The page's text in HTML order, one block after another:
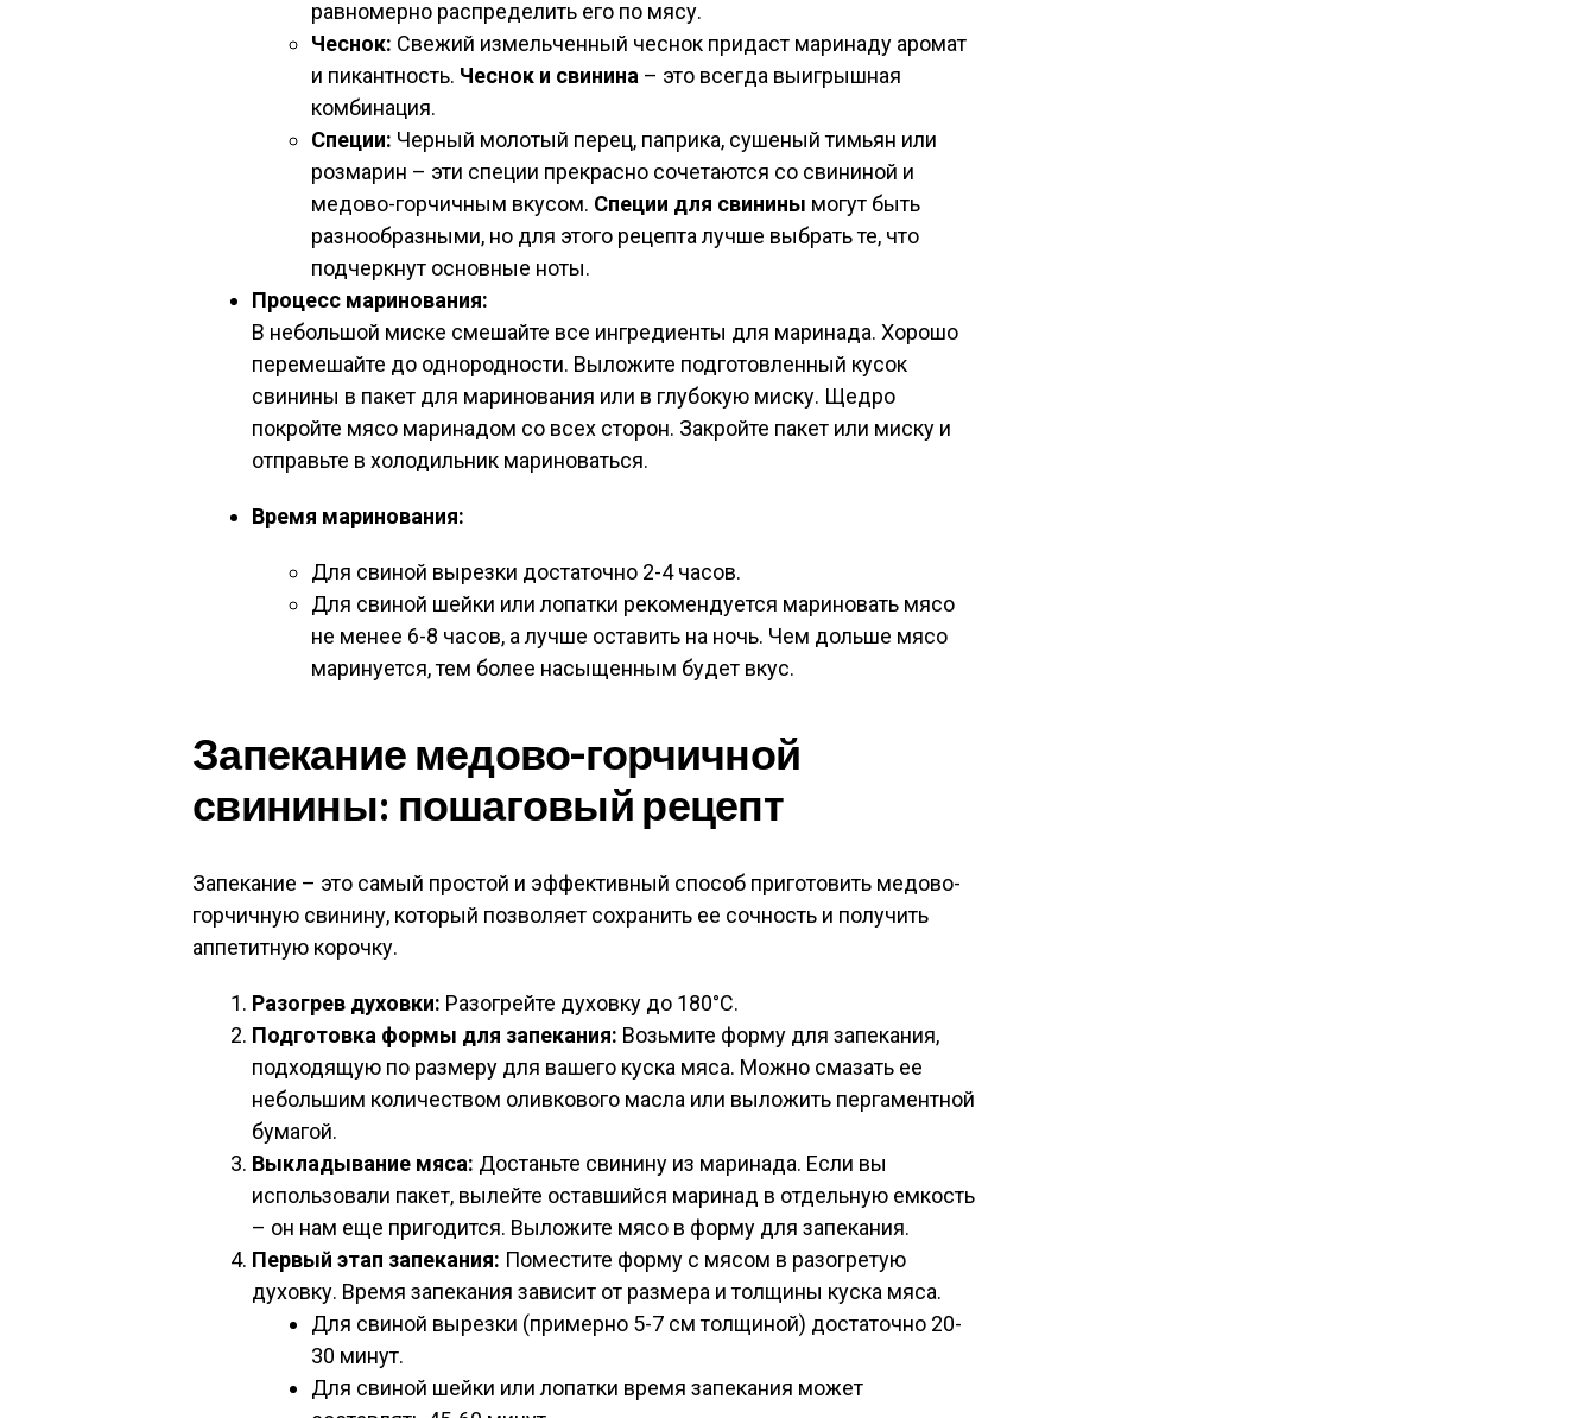
равномерно распределить его по мясу.
Чеснок: Свежий измельченный чеснок придаст маринаду аромат
и пикантность. Чеснок и свинина – это всегда выигрышная
комбинация.
Специи: Черный молотый перец, паприка, сушеный тимьян или
розмарин – эти специи прекрасно сочетаются со свининой и
медово-горчичным вкусом. Специи для свинины могут быть
разнообразными, но для этого рецепта лучше выбрать те, что
подчеркнут основные ноты.
Процесс маринования:
В небольшой миске смешайте все ингредиенты для маринада. Хорошо
перемешайте до однородности. Выложите подготовленный кусок
свинины в пакет для маринования или в глубокую миску. Щедро
покройте мясо маринадом со всех сторон. Закройте пакет или миску и
отправьте в холодильник мариноваться.
Время маринования:
Для свиной вырезки достаточно 2-4 часов.
Для свиной шейки или лопатки рекомендуется мариновать мясо
не менее 6-8 часов, а лучше оставить на ночь. Чем дольше мясо
маринуется, тем более насыщенным будет вкус.
Запекание медово-горчичной
свинины: пошаговый рецепт
Запекание – это самый простой и эффективный способ приготовить медово-
горчичную свинину, который позволяет сохранить ее сочность и получить
аппетитную корочку.
Разогрев духовки: Разогрейте духовку до 180°C.
Подготовка формы для запекания: Возьмите форму для запекания,
подходящую по размеру для вашего куска мяса. Можно смазать ее
небольшим количеством оливкового масла или выложить пергаментной
бумагой.
Выкладывание мяса: Достаньте свинину из маринада. Если вы
использовали пакет, вылейте оставшийся маринад в отдельную емкость
– он нам еще пригодится. Выложите мясо в форму для запекания.
Первый этап запекания: Поместите форму с мясом в разогретую
духовку. Время запекания зависит от размера и толщины куска мяса.
Для свиной вырезки (примерно 5-7 см толщиной) достаточно 20-
30 минут.
Для свиной шейки или лопатки время запекания может